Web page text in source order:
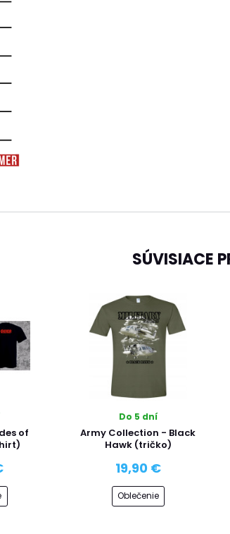
SÚVISIACE
of
Do 5 dní
Army Collection - Black
Hawk (tričko)
19,90 €
Oblečenie